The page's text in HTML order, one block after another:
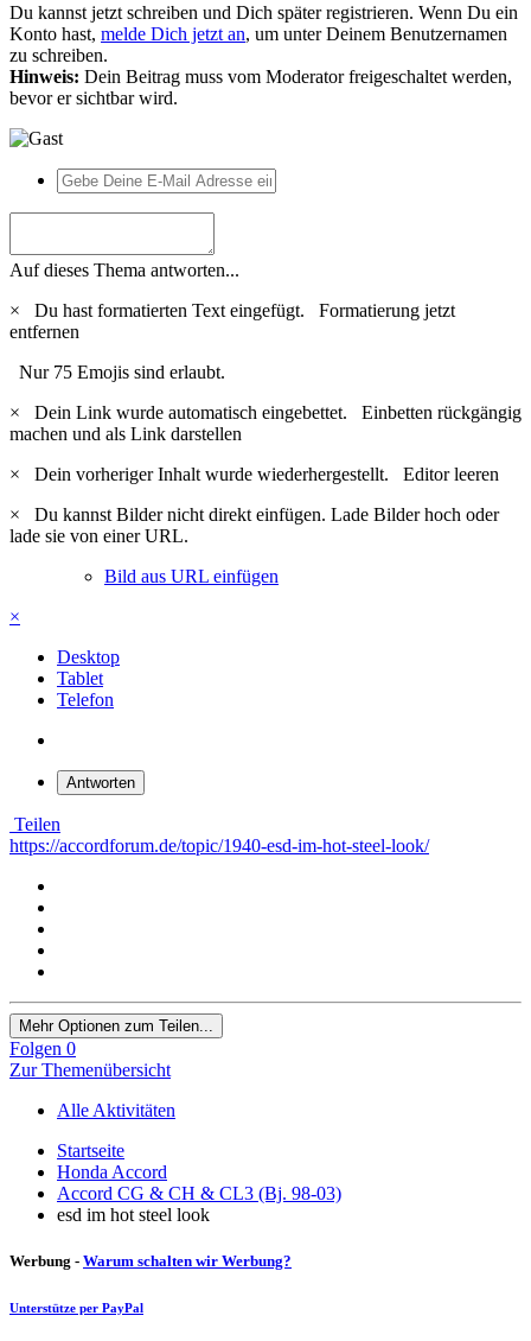
Du kannst jetzt schreiben und Dich später registrieren. Wenn Du ein
Konto hast, melde Dich jetzt an, um unter Deinem Benutzernamen
zu schreiben.
Hinweis: Dein Beitrag muss vom Moderator freigeschaltet werden,
bevor er sichtbar wird.
Auf dieses Thema antworten...
×
Du hast formatierten Text eingefügt. Formatierung jetzt
entfernen
Nur 75 Emojis sind erlaubt.
×
Dein Link wurde automatisch eingebettet. Einbetten rückgängig
machen und als Link darstellen
×
Dein vorheriger Inhalt wurde wiederhergestellt. Editor leeren
×
Du kannst Bilder nicht direkt einfügen. Lade Bilder hoch oder
lade sie von einer URL.
Bild aus URL einfügen
×
Desktop
Tablet
Telefon
Antworten
Teilen
https://accordforum.de/topic/1940-esd-im-hot-steel-look/
Mehr Optionen zum Teilen...
Folgen 0
Zur Themenübersicht
Alle Aktivitäten
Startseite
Honda Accord
Accord CG & CH & CL3 (Bj. 98-03)
esd im hot steel look
Werbung - Warum schalten wir Werbung?
Unterstütze per PayPal